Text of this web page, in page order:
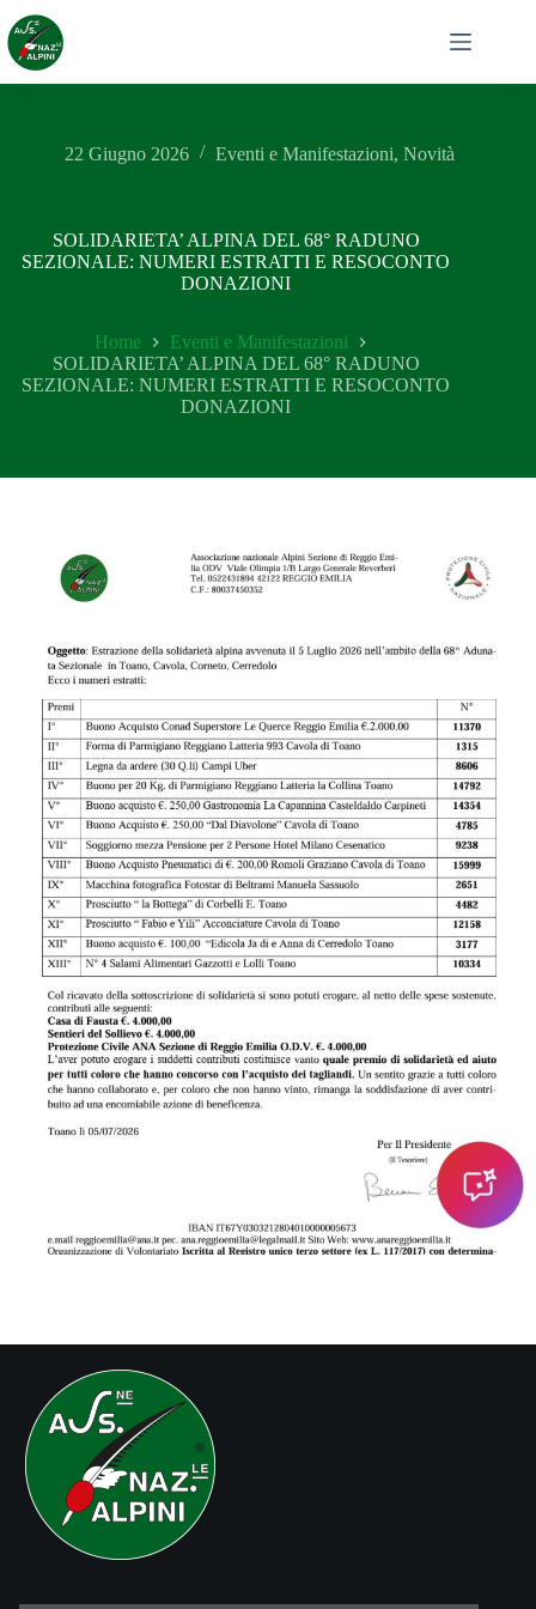
al
contenuto
22 Giugno 2026 Eventi e Manifestazioni,Novità
SOLIDARIETA’ ALPINA DEL 68° RADUNO
SEZIONALE: NUMERI ESTRATTI E RESOCONTO
DONAZIONI
Home
Eventi e Manifestazioni
SOLIDARIETA’ ALPINA DEL 68° RADUNO
SEZIONALE: NUMERI ESTRATTI E RESOCONTO
DONAZIONI